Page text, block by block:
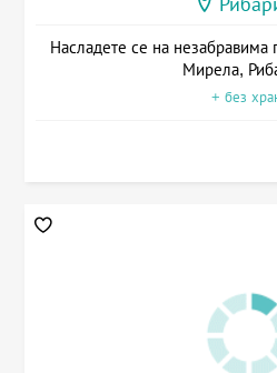
Насладете се на незабравима
Мирела,
+ без